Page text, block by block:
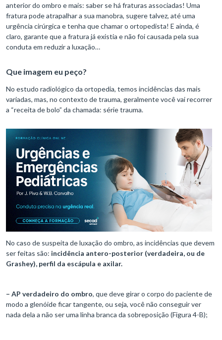
anterior do ombro e mais: saber se há fraturas associadas! Uma
fratura pode atrapalhar a sua manobra, sugere talvez, até uma
urgência cirúrgica e tenha que chamar o ortopedista! E ainda, é
claro, garante que a fratura já existia e não foi causada pela sua
conduta em reduzir a luxação…
Que imagem eu peço?
No estudo radiológico da ortopedia, temos incidências das mais
variadas, mas, no contexto de trauma, geralmente você vai recorrer
a “receita de bolo” da chamada: série trauma.
No caso de suspeita de luxação do ombro, as incidências que devem
ser feitas são: incidência antero-posterior (verdadeira, ou de
Grashey), perfil da escápula e axilar.
– AP verdadeiro do ombro, que deve girar o corpo do paciente de
modo a glenóide ficar tangente, ou seja, você não conseguir ver
nada dela a não ser uma linha branca da sobreposição (Figura 4-B);